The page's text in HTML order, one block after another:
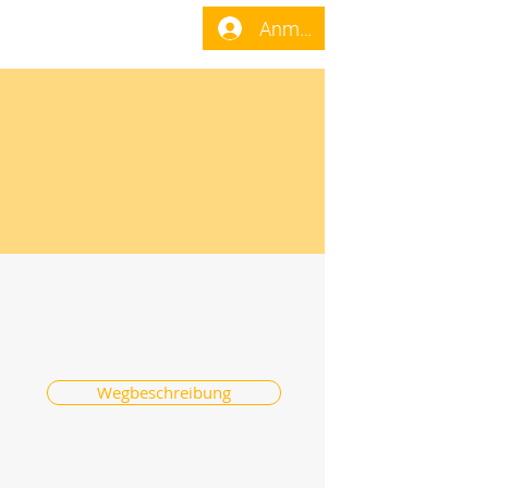
Anmelden
Wegbeschreibung